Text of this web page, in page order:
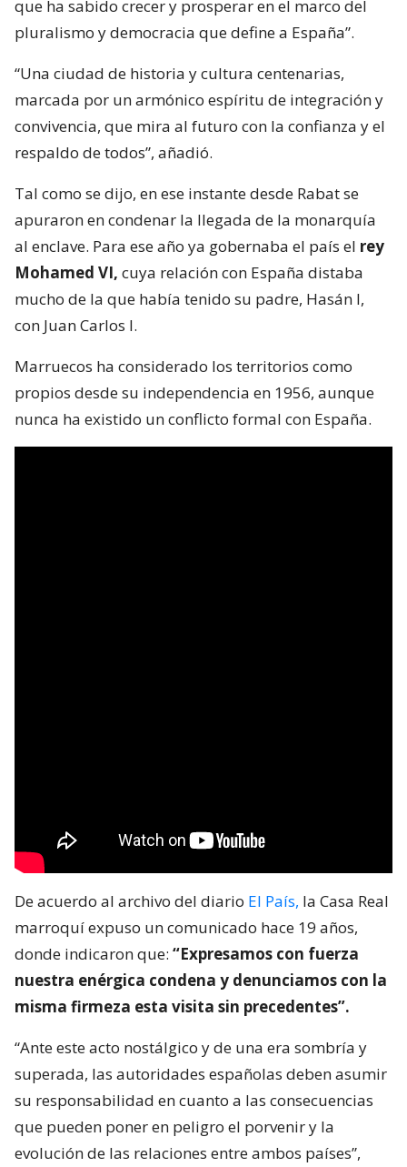
que ha sabido crecer y prosperar en el marco del
pluralismo y democracia que define a España”.
“Una ciudad de historia y cultura centenarias,
marcada por un armónico espíritu de integración y
convivencia, que mira al futuro con la confianza y el
respaldo de todos”, añadió.
Tal como se dijo, en ese instante desde Rabat se
apuraron en condenar la llegada de la monarquía
al enclave. Para ese año ya gobernaba el país el rey
Mohamed VI, cuya relación con España distaba
mucho de la que había tenido su padre, Hasán I,
con Juan Carlos I.
Marruecos ha considerado los territorios como
propios desde su independencia en 1956, aunque
nunca ha existido un conflicto formal con España.
De acuerdo al archivo del diario El País, la Casa Real
marroquí expuso un comunicado hace 19 años,
donde indicaron que: “Expresamos con fuerza
nuestra enérgica condena y denunciamos con la
misma firmeza esta visita sin precedentes”.
“Ante este acto nostálgico y de una era sombría y
superada, las autoridades españolas deben asumir
su responsabilidad en cuanto a las consecuencias
que pueden poner en peligro el porvenir y la
evolución de las relaciones entre ambos países”,